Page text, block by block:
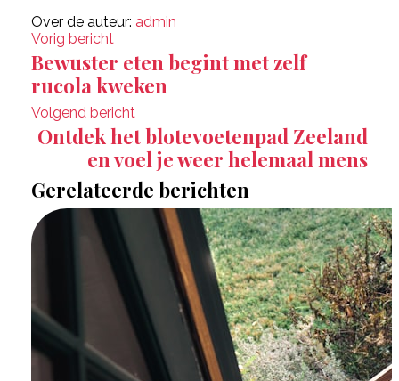
Over de auteur: admin
Vorig bericht
Bewuster eten begint met zelf
rucola kweken
Volgend bericht
Ontdek het blotevoetenpad Zeeland
en voel je weer helemaal mens
Gerelateerde berichten